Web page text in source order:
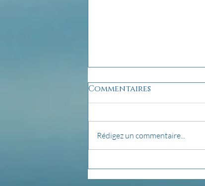
pensée du jour...
Commentaires
Rédigez un commentaire...